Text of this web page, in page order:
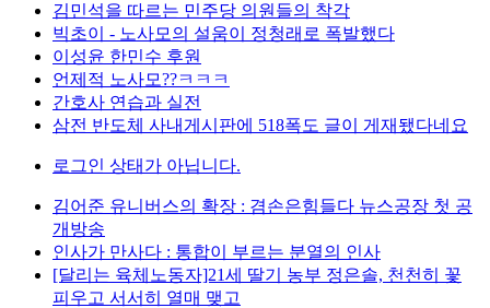
김민석을 따르는 민주당 의원들의 착각
빅초이 - 노사모의 설움이 정청래로 폭발했다
이성윤 한민수 후원
언제적 노사모??ㅋㅋㅋ
간호사 연습과 실전
삼전 반도체 사내게시판에 518폭도 글이 게재됐다네요
로그인 상태가 아닙니다.
김어준 유니버스의 확장 : 겸손은힘들다 뉴스공장 첫 공
개방송
인사가 만사다 : 통합이 부르는 분열의 인사
[달리는 육체노동자]21세 딸기 농부 정은솔, 천천히 꽃
피우고 서서히 열매 맺고